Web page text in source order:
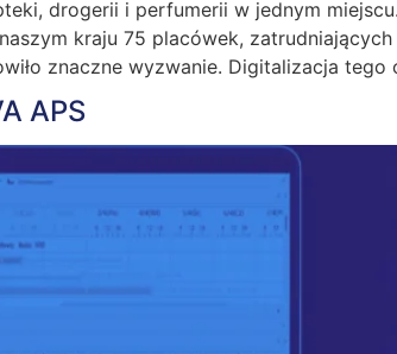
drogerii i perfumerii w jednym
kraju 75 placówek,
znaczne wyzwanie. Digitalizacja tego
APS